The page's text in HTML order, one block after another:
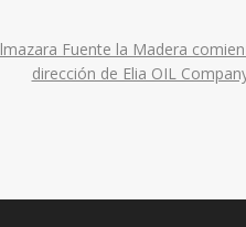
Fuente la Madera
dirección de Elia OIL